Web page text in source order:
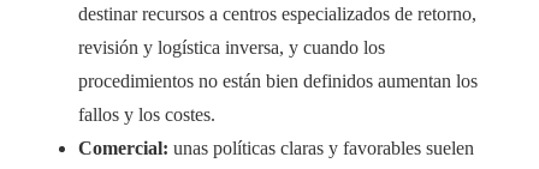
destinar recursos a centros especializados de retorno,
revisión y logística inversa, y cuando los
procedimientos no están bien definidos aumentan los
fallos y los costes.
Comercial: unas políticas claras y favorables suelen